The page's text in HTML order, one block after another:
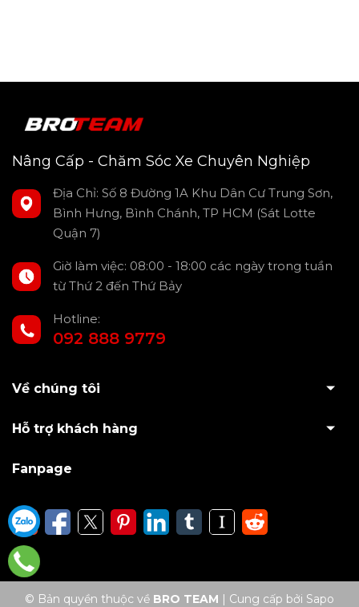
Đặc điểm nổi bật bọc vô lăng Sparco
Ford Everest
Nâng Cấp - Chăm Sóc Xe Chuyên Nghiệp
Địa Chỉ: Số 8 Đường 1A Khu Dân Cư Trung Sơn,
Bình Hưng, Bình Chánh, TP HCM (Sát Lotte
Quận 7)
Giờ làm việc: 08:00 - 18:00 các ngày trong tuần
từ Thứ 2 đến Thứ Bảy
Hotline:
092 888 9779
Về chúng tôi
Hỗ trợ khách hàng
Fanpage
© Bản quyền thuộc về BRO TEAM | Cung cấp bởi Sapo